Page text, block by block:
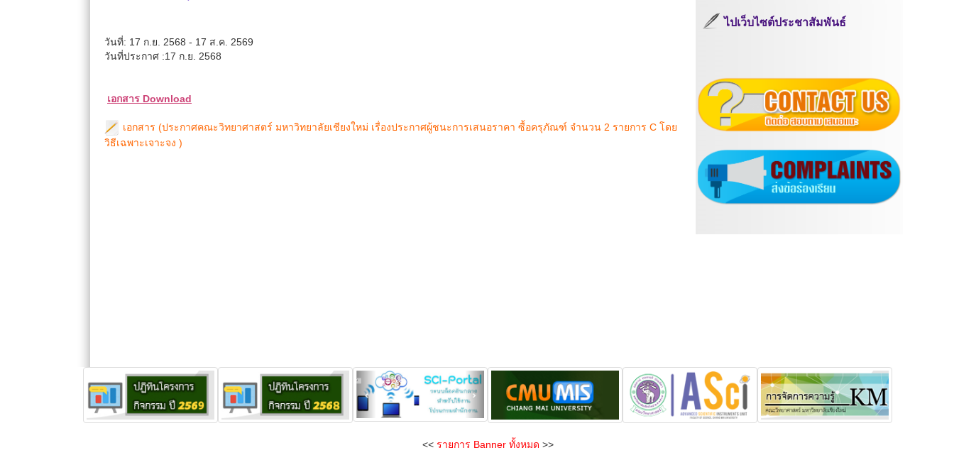
วันที่: 17 ก.ย. 2568 - 17 ส.ค. 2569
วันที่ประกาศ :17 ก.ย. 2568
เอกสาร Download
เอกสาร (ประกาศคณะวิทยาศาสตร์ มหาวิทยาลัยเชียงใหม่ เรื่องประกาศผู้ชนะการเสนอราคา ซื้อครุภัณฑ์ จำนวน 2 รายการ C โดย
วิธีเฉพาะเจาะจง )
ไปเว็บไซต์ประชาสัมพันธ์
<< รายการ Banner ทั้งหมด >>